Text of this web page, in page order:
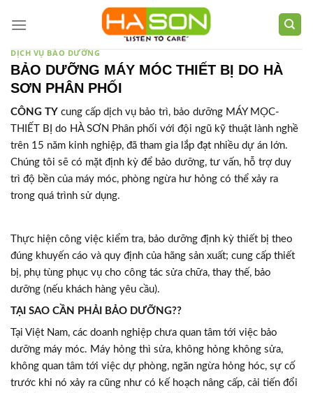
DỊCH VỤ BẢO DƯỠNG
BẢO DƯỠNG MÁY MÓC THIẾT BỊ DO HÀ
SƠN PHÂN PHỐI
CÔNG TY cung cấp dịch vụ bảo trì, bảo dưỡng MÁY MỌC-
THIẾT BỊ do HÀ SƠN Phân phối với đội ngũ kỹ thuật lành nghề
trên 15 năm kinh nghiệp, đã tham gia lắp đạt nhiều dự án lớn.
Chúng tôi sẽ có mặt định kỳ để bảo dưỡng, tư vấn, hỗ trợ duy
trì độ bền của máy móc, phòng ngừa hư hỏng có thể xảy ra
trong quá trình sử dụng.
Thực hiện công việc kiểm tra, bảo dưỡng định kỳ thiết bị theo
đúng khuyến cáo và quy định của hãng sản xuất; cung cấp thiết
bị, phụ tùng phục vụ cho công tác sửa chữa, thay thế, bảo
dưỡng (nếu khách hàng yêu cầu).
TẠI SAO CẦN PHẢI BẢO DƯỠNG??
Tại Việt Nam, các doanh nghiệp chưa quan tâm tới việc bảo
dưỡng máy móc. Máy hỏng thì sửa, không hỏng không sửa,
không quan tâm tới việc dự phòng, ngăn ngừa hỏng hóc, sự cố
trước khi nó xảy ra cũng như có kế hoạch nâng cấp, cải tiến đổi